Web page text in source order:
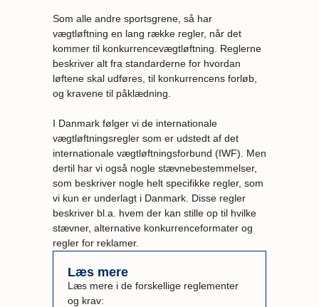
Som alle andre sportsgrene, så har
vægtløftning en lang række regler, når det
kommer til konkurrencevægtløftning. Reglerne
beskriver alt fra standarderne for hvordan
løftene skal udføres, til konkurrencens forløb,
og kravene til påklædning.
I Danmark følger vi de internationale
vægtløftningsregler som er udstedt af det
internationale vægtløftningsforbund (IWF). Men
dertil har vi også nogle stævnebestemmelser,
som beskriver nogle helt specifikke regler, som
vi kun er underlagt i Danmark. Disse regler
beskriver bl.a. hvem der kan stille op til hvilke
stævner, alternative konkurrenceformater og
regler for reklamer.
Læs mere
Læs mere i de forskellige reglementer
og krav: